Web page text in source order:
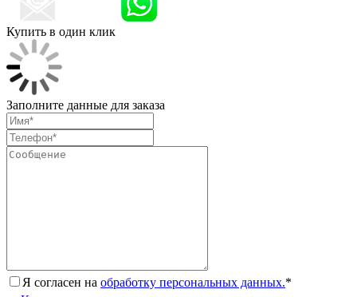
Купить в один клик
Заполните данные для заказа
Я согласен на обработку персональных данных.*